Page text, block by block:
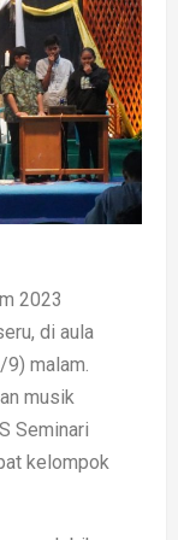
2023
di aula
malam.
musik
Seminari
kelompok